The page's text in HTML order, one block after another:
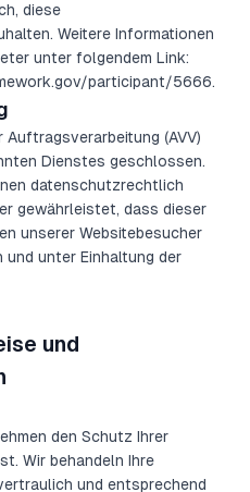
diese
Weitere Informationen
unter folgendem Link:
participant/5666.
Auftragsverarbeitung (AVV)
Dienstes geschlossen.
datenschutzrechtlich
gewährleistet, dass dieser
unserer Websitebesucher
und unter Einhaltung der
und
den Schutz Ihrer
Wir behandeln Ihre
und entsprechend